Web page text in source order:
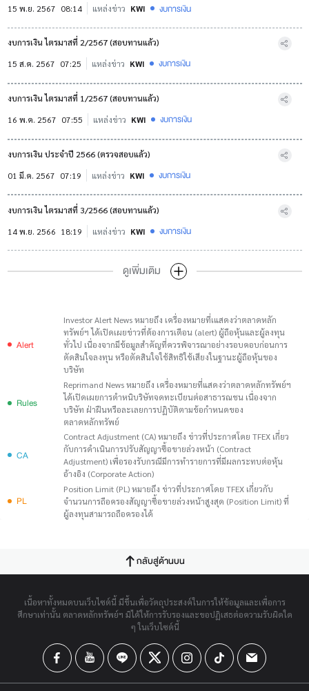
15 พ.ย. 2567 08:14 แหล่งข่าว KWI งบการเงิน
งบการเงิน ไตรมาสที่ 2/2567 (สอบทานแล้ว)
15 ส.ค. 2567 07:25 แหล่งข่าว KWI งบการเงิน
งบการเงิน ไตรมาสที่ 1/2567 (สอบทานแล้ว)
16 พ.ค. 2567 07:55 แหล่งข่าว KWI งบการเงิน
งบการเงิน ประจำปี 2566 (ตรวจสอบแล้ว)
01 มี.ค. 2567 07:19 แหล่งข่าว KWI งบการเงิน
งบการเงิน ไตรมาสที่ 3/2566 (สอบทานแล้ว)
14 พ.ย. 2566 18:19 แหล่งข่าว KWI งบการเงิน
ดูเพิ่มเติม
Alert
Investor Alert News หมายถึง เครื่องหมายที่เแสดงว่าตลาดหลัก
ทรัพย์ฯ ได้เปิดเผยข่าวที่ต้องการเตือน (alert) ผู้ถือหุ้นและผู้ลงทุน
ทั่วไป เนื่องจากมีข้อมูลสำคัญที่ควรพิจารณาอย่างรอบคอบก่อนการ
ตัดสินใจลงทุน หรือตัดสินใจใช้สิทธิใช้เสียงในฐานะผู้ถือหุ้นของ
บริษัท
Rules
Reprimand News หมายถึง เครื่องหมายที่แสดงว่าตลาดหลักทรัพย์ฯ
ได้เปิดเผยการตำหนิบริษัทจดทะเบียนต่อสาธารณชน เนื่องจาก
บริษัท ฝ่าฝืนหรือละเลยการปฏิบัติตามข้อกำหนดของ
ตลาดหลักทรัพย์
CA
Contract Adjustment (CA) หมายถึง ข่าวที่ประกาศโดย TFEX เกี่ยว
กับการดำเนินการปรับสัญญาซื้อขายล่วงหน้า (Contract
Adjustment) เพื่อรองรับกรณีมีการทำรายการที่มีผลกระทบต่อหุ้น
อ้างอิง (Corporate Action)
PL
Position Limit (PL) หมายถึง ข่าวที่ประกาศโดย TFEX เกี่ยวกับ
จำนวนการถือครองสัญญาซื้อขายล่วงหน้าสูงสุด (Position Limit) ที่
ผู้ลงทุนสามารถถือครองได้
กลับสู่ด้านบน
เนื้อหาทั้งหมดบนเว็บไซต์นี้ มีขึ้นเพื่อวัตถุประสงค์ในการให้ข้อมูลและเพื่อการ
ศึกษาเท่านั้น ตลาดหลักทรัพย์ฯ มิได้ให้การรับรองและขอปฏิเสธต่อความรับผิดใด
ๆ ในเว็บไซต์นี้